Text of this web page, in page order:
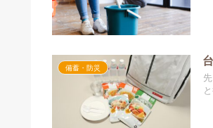
備蓄・防災